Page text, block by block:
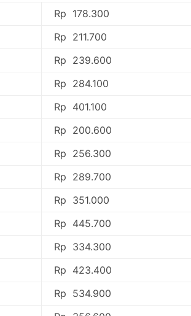
Rp 178.300
Rp 211.700
Rp 239.600
Rp 284.100
Rp 401.100
Rp 200.600
Rp 256.300
Rp 289.700
Rp 351.000
Rp 445.700
Rp 334.300
Rp 423.400
Rp 534.900